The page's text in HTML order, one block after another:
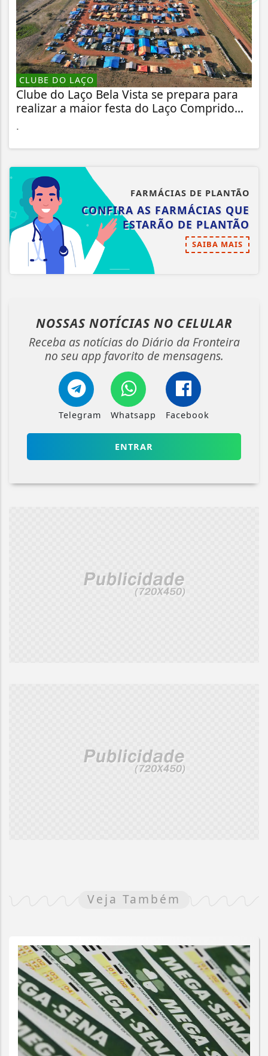
CLUBE DO LAÇO
Clube do Laço Bela Vista se prepara para
realizar a maior festa do Laço Comprido...
.
FARMÁCIAS DE PLANTÃO
CONFIRA AS FARMÁCIAS QUE
ESTARÃO DE PLANTÃO
SAIBA MAIS
NOSSAS NOTÍCIAS NO CELULAR
Receba as notícias do Diário da Fronteira
no seu app favorito de mensagens.
Telegram Whatsapp Facebook
ENTRAR
Veja Também